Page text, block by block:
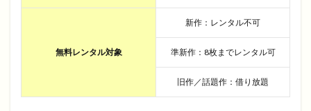
無料レンタル対象
新作：レンタル不可
準新作：8枚までレンタル可
旧作／話題作：借り放題